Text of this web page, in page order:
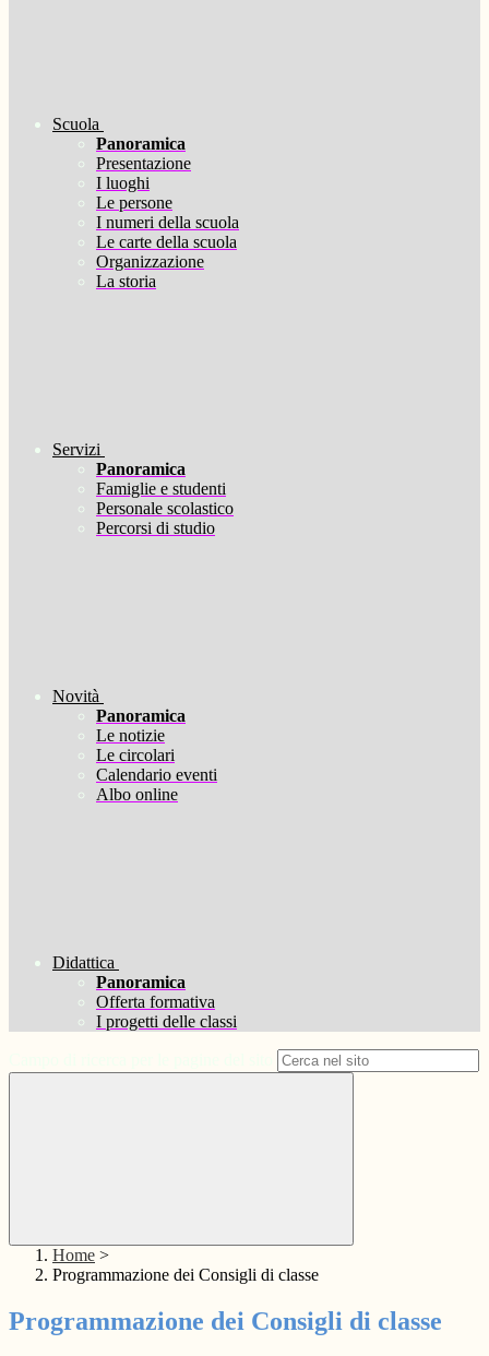
Scuola
Panoramica
Presentazione
I luoghi
Le persone
I numeri della scuola
Le carte della scuola
Organizzazione
La storia
Servizi
Panoramica
Famiglie e studenti
Personale scolastico
Percorsi di studio
Novità
Panoramica
Le notizie
Le circolari
Calendario eventi
Albo online
Didattica
Panoramica
Offerta formativa
I progetti delle classi
Home >
Programmazione dei Consigli di classe
Programmazione dei Consigli di classe